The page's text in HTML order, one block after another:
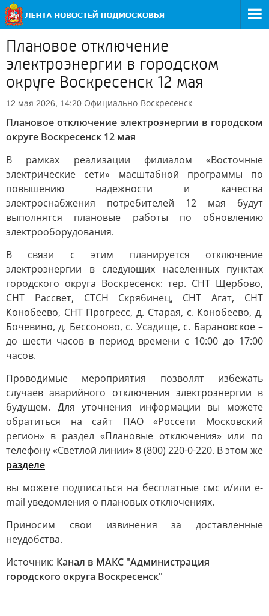
Плановое отключение
электроэнергии в городском
округе Воскресенск 12 мая
12 мая 2026, 14:20 Официально Воскресенск
Плановое отключение электроэнергии в городском
округе Воскресенск 12 мая
В рамках реализации филиалом «Восточные
электрические сети» масштабной программы по
повышению надежности и качества
электроснабжения потребителей 12 мая будут
выполнятся плановые работы по обновлению
электрооборудования.
В связи с этим планируется отключение
электроэнергии в следующих населенных пунктах
городского округа Воскресенск: тер. СНТ Щербово,
СНТ Рассвет, СТСН Скрябинец, СНТ Агат, СНТ
Конобеево, СНТ Прогресс, д. Старая, с. Конобеево, д.
Бочевино, д. Бессоново, с. Усадище, с. Барановское –
до шести часов в период времени с 10:00 до 17:00
часов.
Проводимые мероприятия позволят избежать
случаев аварийного отключения электроэнергии в
будущем. Для уточнения информации вы можете
обратиться на сайт ПАО «Россети Московский
регион» в раздел «Плановые отключения» или по
телефону «Светлой линии» 8 (800) 220-0-220. В этом же
разделе
вы можете подписаться на бесплатные смс и/или e-
mail уведомления о плановых отключениях.
Приносим свои извинения за доставленные
неудобства.
Источник: Канал в МАКС "Администрация
городского округа Воскресенск"